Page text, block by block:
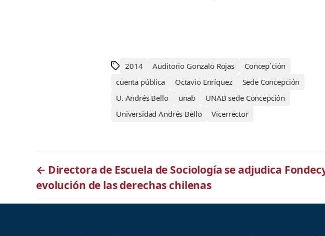
2014 Auditorio Gonzalo Rojas
Concep´ción
cuenta pública
Octavio Enríquez
Sede Concepción
U. Andrés Bello
unab
UNAB sede Concepción
Universidad Andrés Bello
Vicerrector
← Directora de Escuela de Sociología se adjudica
evolución de las derechas chilenas